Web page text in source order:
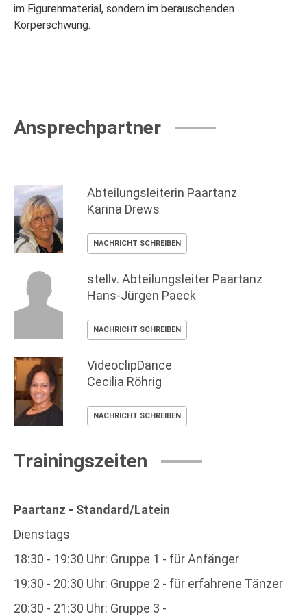
im Figurenmaterial, sondern im berauschenden
Körperschwung.
Ansprechpartner
Abteilungsleiterin Paartanz
Karina Drews
NACHRICHT SCHREIBEN
stellv. Abteilungsleiter Paartanz
Hans-Jürgen Paeck
NACHRICHT SCHREIBEN
VideoclipDance
Cecilia Röhrig
NACHRICHT SCHREIBEN
Trainingszeiten
Paartanz - Standard/Latein
Dienstags
18:30 - 19:30 Uhr: Gruppe 1 - für Anfänger
19:30 - 20:30 Uhr: Gruppe 2 - für erfahrene Tänzer
20:30 - 21:30 Uhr: Gruppe 3 -